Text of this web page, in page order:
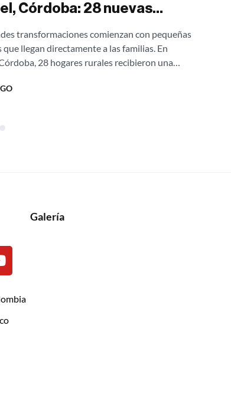
Córdoba: 28 nuevas
rurales
transformaciones comienzan con pequeñas
que llegan directamente a las familias. En
28 hogares rurales recibieron una
Galería